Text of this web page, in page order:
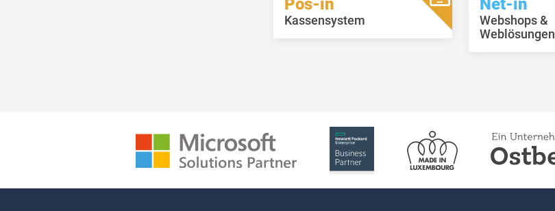
Pos-in
Kassensystem
Net-in
Webshops &
Weblösungen